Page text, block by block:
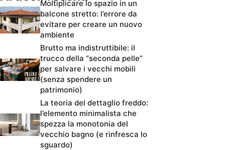
Moltiplicare lo spazio in un
balcone stretto: l’errore da
evitare per creare un nuovo
ambiente
Brutto ma indistruttibile: il
trucco della “seconda pelle”
per salvare i vecchi mobili
(senza spendere un
patrimonio)
La teoria del dettaglio freddo:
l’elemento minimalista che
spezza la monotonia del
vecchio bagno (e rinfresca lo
sguardo)